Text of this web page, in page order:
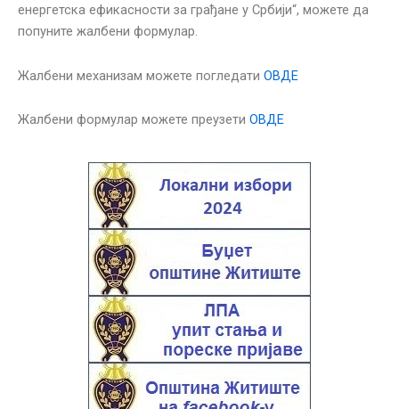
енергетска ефикасности за грађане у Србији“, можете да
попуните жалбени формулар.
Жалбени механизам можете погледати ОВДЕ
Жалбени формулар можете преузети ОВДЕ